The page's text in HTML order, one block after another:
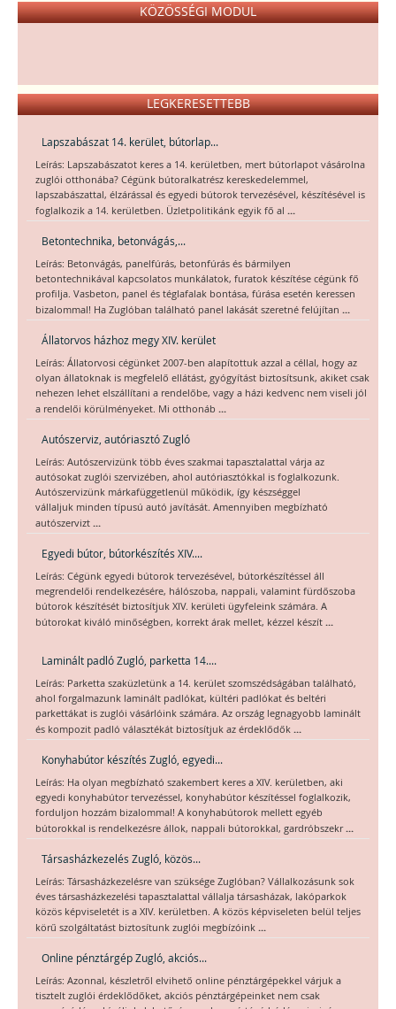
KÖZÖSSÉGI MODUL
LEGKERESETTEBB
Lapszabászat 14. kerület, bútorlap...
Leírás: Lapszabászatot keres a 14. kerületben, mert bútorlapot vásárolna
zuglói otthonába? Cégünk bútoralkatrész kereskedelemmel,
lapszabászattal, élzárással és egyedi bútorok tervezésével, készítésével is
foglalkozik a 14. kerületben. Üzletpolitikánk egyik fő al ...
Betontechnika, betonvágás,...
Leírás: Betonvágás, panelfúrás, betonfúrás és bármilyen
betontechnikával kapcsolatos munkálatok, furatok készítése cégünk fő
profilja. Vasbeton, panel és téglafalak bontása, fúrása esetén keressen
bizalommal! Ha Zuglóban található panel lakását szeretné felújítan ...
Állatorvos házhoz megy XIV. kerület
Leírás: Állatorvosi cégünket 2007-ben alapítottuk azzal a céllal, hogy az
olyan állatoknak is megfelelő ellátást, gyógyítást biztosítsunk, akiket csak
nehezen lehet elszállítani a rendelőbe, vagy a házi kedvenc nem viseli jól
a rendelői körülményeket. Mi otthonáb ...
Autószerviz, autóriasztó Zugló
Leírás: Autószervizünk több éves szakmai tapasztalattal várja az
autósokat zuglói szervizében, ahol autóriasztókkal is foglalkozunk.
Autószervizünk márkafüggetlenül működik, így készséggel
vállaljuk minden típusú autó javítását. Amennyiben megbízható
autószervizt ...
Egyedi bútor, bútorkészítés XIV....
Leírás: Cégünk egyedi bútorok tervezésével, bútorkészítéssel áll
megrendelői rendelkezésére, hálószoba, nappali, valamint fürdőszoba
bútorok készítését biztosítjuk XIV. kerületi ügyfeleink számára. A
bútorokat kiváló minőségben, korrekt árak mellet, kézzel készít ...
Laminált padló Zugló, parketta 14....
Leírás: Parketta szaküzletünk a 14. kerület szomszédságában található,
ahol forgalmazunk laminált padlókat, kültéri padlókat és beltéri
parkettákat is zuglói vásárlóink számára. Az ország legnagyobb laminált
és kompozit padló választékát biztosítjuk az érdeklődők ...
Konyhabútor készítés Zugló, egyedi...
Leírás: Ha olyan megbízható szakembert keres a XIV. kerületben, aki
egyedi konyhabútor tervezéssel, konyhabútor készítéssel foglalkozik,
forduljon hozzám bizalommal! A konyhabútorok mellett egyéb
bútorokkal is rendelkezésre állok, nappali bútorokkal, gardróbszekr ...
Társasházkezelés Zugló, közös...
Leírás: Társasházkezelésre van szüksége Zuglóban? Vállalkozásunk sok
éves társasházkezelési tapasztalattal vállalja társasházak, lakóparkok
közös képviseletét is a XIV. kerületben. A közös képviseleten belül teljes
körű szolgáltatást biztosítunk zuglói megbízóink ...
Online pénztárgép Zugló, akciós...
Leírás: Azonnal, készletről elvihető online pénztárgépekkel várjuk a
tisztelt zuglói érdeklődőket, akciós pénztárgépeinket nem csak